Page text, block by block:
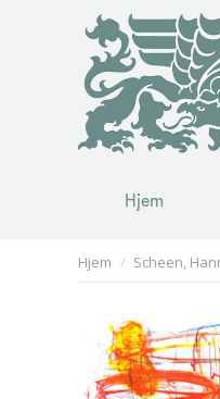
Hjem
You are here:
Hjem Scheen,
Hjem